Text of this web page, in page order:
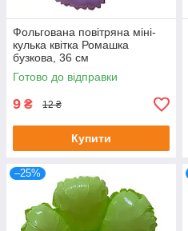
Фольгована повітряна міні-
кулька квітка Ромашка
бузкова, 36 см
Готово до відправки
9 ₴ 12 ₴
Купити
–25%